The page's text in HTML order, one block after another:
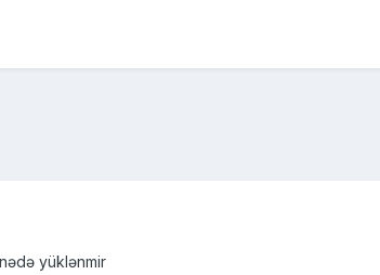
yüklənmir